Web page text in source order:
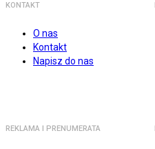
KONTAKT
O nas
Kontakt
Napisz do nas
REKLAMA I PRENUMERATA